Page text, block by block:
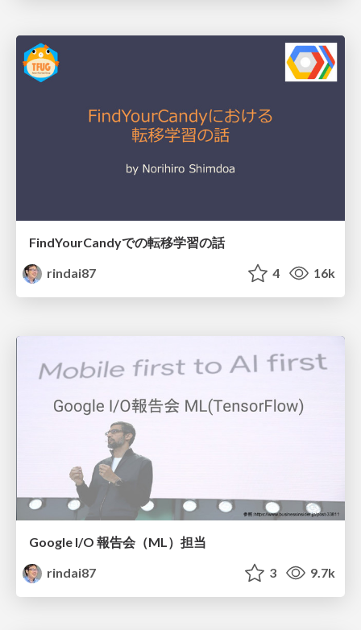
FindYourCandyでの転移学習の話
rindai87
4 16k
Google I/O 報告会（ML）担当
rindai87
3 9.7k